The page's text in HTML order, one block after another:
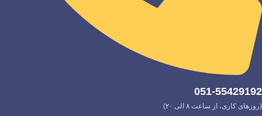
051-55429192
(روزهای کاری، از ساعت ۸ الی ۲۰)